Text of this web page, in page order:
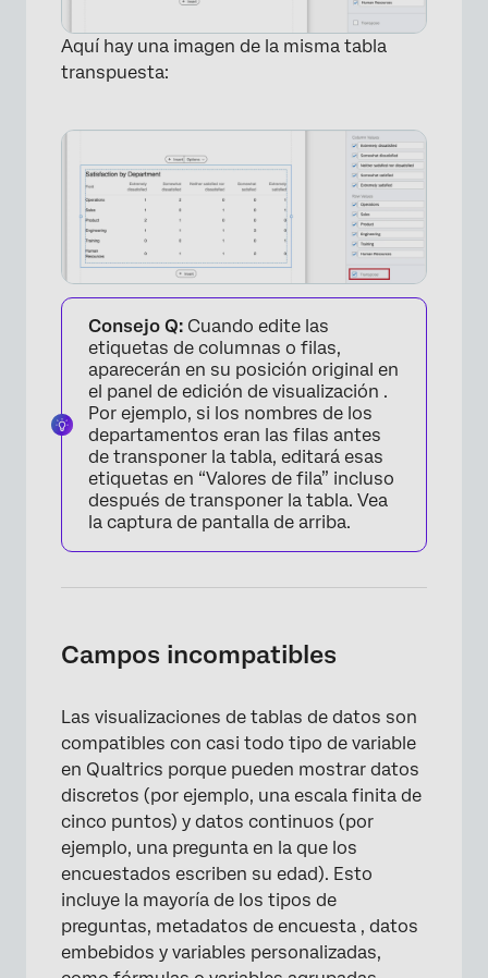
Aquí hay una imagen de la misma tabla
transpuesta:
×
Consejo Q: Cuando edite las
etiquetas de columnas o filas,
aparecerán en su posición original en
el panel de edición de visualización .
Por ejemplo, si los nombres de los
departamentos eran las filas antes
de transponer la tabla, editará esas
etiquetas en “Valores de fila” incluso
después de transponer la tabla. Vea
la captura de pantalla de arriba.
Campos incompatibles
Las visualizaciones de tablas de datos son
compatibles con casi todo tipo de variable
en Qualtrics porque pueden mostrar datos
discretos (por ejemplo, una escala finita de
cinco puntos) y datos continuos (por
ejemplo, una pregunta en la que los
encuestados escriben su edad). Esto
incluye la mayoría de los tipos de
preguntas, metadatos de encuesta , datos
embebidos y variables personalizadas,